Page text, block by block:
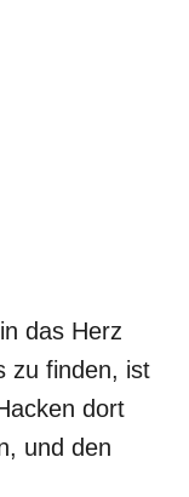
das Herz
zu finden, ist
dort
und den